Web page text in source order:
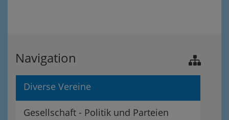
Navigation
Diverse Vereine
Gesellschaft - Politik und Parteien